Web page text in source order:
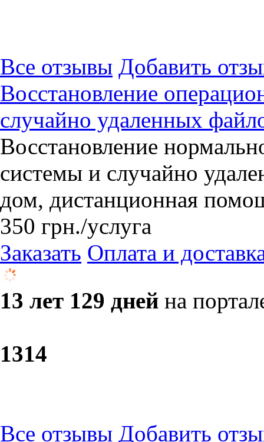
Все отзывы Добавить
Восстановление
случайно удаленных
Восстановление
системы и случайно
дом, дистанционная
350 грн./услуга
Заказать Оплата и
13 лет 129 дней на
1314
Все отзывы Добавить